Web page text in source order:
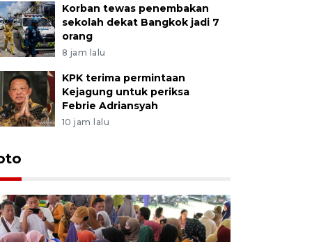
Korban tewas penembakan
sekolah dekat Bangkok jadi 7
orang
8 jam lalu
KPK terima permintaan
Kejagung untuk periksa
Febrie Adriansyah
10 jam lalu